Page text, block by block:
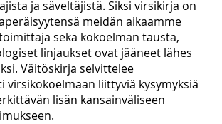
ja säveltäjistä. Siksi virsikirja on
meidän aikaamme
sekä kokoelman tausta,
linjaukset ovat jääneet lähes
Väitöskirja selvittelee
virsikokoelmaan liittyviä kysymyksiä
lisän kansainväliseen